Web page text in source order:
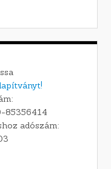
adószám: